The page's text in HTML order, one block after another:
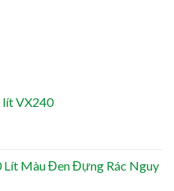
lít VX240
Lít Màu Đen Đựng Rác Nguy